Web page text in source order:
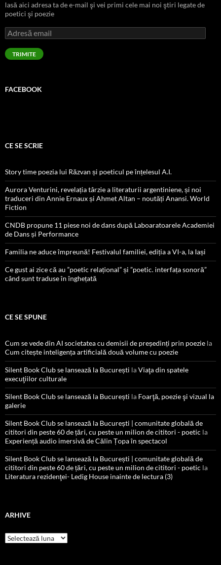
lasă aici adresa ta de e-mail şi vei primi cele mai noi ştiri legate de
poetici şi poezie
Adresă
email
TRIMITE
FACEBOOK
CE SE SCRIE
Story time poezia lui Răzvan și poeticul pe înțelesul A.I.
Aurora Venturini, revelația târzie a literaturii argentiniene, și noi
traduceri din Annie Ernaux și Ahmet Altan – noutăți Anansi. World
Fiction
CNDB propune 11 piese noi de dans după Laboaratoarele Academiei
de Dans și Performance
Familia ne aduce împreună! Festivalul familiei, ediția a VI-a, la Iași
Ce gust ai zice că au ”poetic relațional” și ”poetic. interfața sonoră”
când sunt traduse în înghețată
CE SE SPUNE
Cum se vede din AI societatea cu demisii de președinți prin poezie la
Cum citește inteligența artificială două volume cu poezie
Silent Book Club se lansează la București laViaţa din spatele
execuţiilor culturale
Silent Book Club se lansează la București la Foarţă, poezie şi vizual la
galerie
Silent Book Club se lansează la București | comunitate globală de
cititori din peste 60 de țări, cu peste un milion de cititori - poetic la
Experiență audio imersivă de Călin Țopa în spectacol
Silent Book Club se lansează la București | comunitate globală de
cititori din peste 60 de țări, cu peste un milion de cititori - poetic la
Literatura rezidenţei- Ledig House inainte de lectura (3)
ARHIVE
Arhive